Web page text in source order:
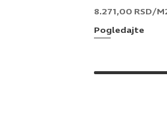
8.271,00 RSD/
Pogledajte